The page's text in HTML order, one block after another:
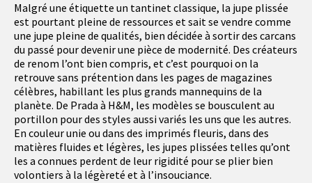
Malgré une étiquette un tantinet classique, la jupe plissée
est pourtant pleine de ressources et sait se vendre comme
une jupe pleine de qualités, bien décidée à sortir des carcans
du passé pour devenir une pièce de modernité. Des créateurs
de renom l’ont bien compris, et c’est pourquoi on la
retrouve sans prétention dans les pages de magazines
célèbres, habillant les plus grands mannequins de la
planète. De Prada à H&M, les modèles se bousculent au
portillon pour des styles aussi variés les uns que les autres.
En couleur unie ou dans des imprimés fleuris, dans des
matières fluides et légères, les jupes plissées telles qu’ont
les a connues perdent de leur rigidité pour se plier bien
volontiers à la légèreté et à l’insouciance.